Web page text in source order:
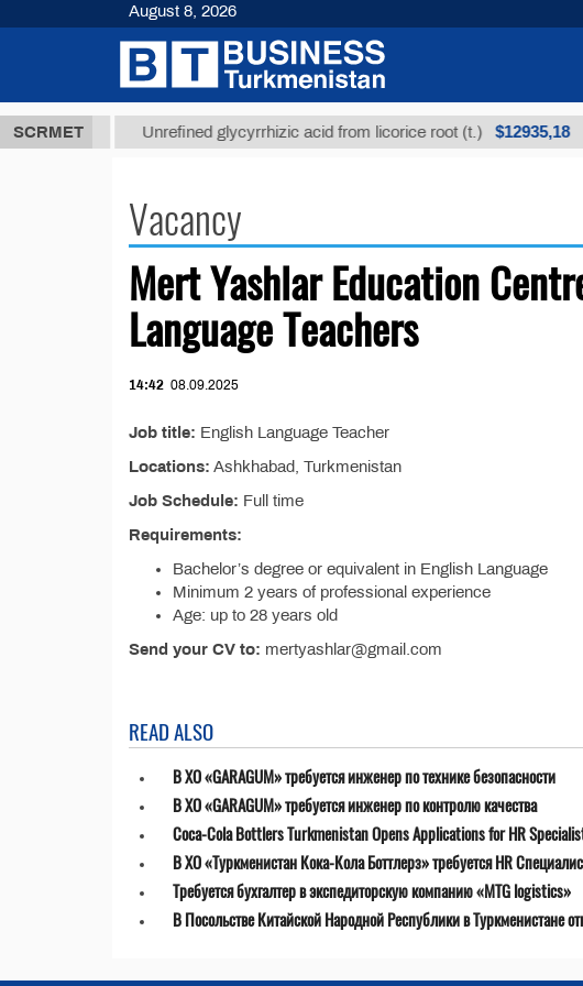
SCRMET
37,8 ТМТ Unrefined glycyrrhizic acid from licorice root (t.) $12935,18
Vacancy
Mert Yashlar Education
Language Teachers
14:42 08.09.2025
Job title: English Language Teacher
Locations: Ashkhabad, Turkmenistan
Job Schedule: Full time
Requirements:
Bachelor’s degree or equivalent in English Language
Minimum 2 years of professional experience
Age: up to 28 years old
Send your CV to: mertyashlar@gmail.com
READ ALSO
В ХО «GARAGUM» требуется инженер по технике безопасности
В ХО «GARAGUM» требуется инженер по контролю качества
Coca-Cola Bottlers Turkmenistan Opens Applications for HR
В ХО «Туркменистан Кока-Кола Боттлерз» требуется HR
Требуется бухгалтер в экспедиторскую компанию «MTG logistics»
В Посольстве Китайской Народной Республики в Туркменистане
August 8, 2026